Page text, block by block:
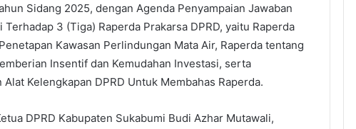
Sidang 2025, dengan Agenda Penyampaian Jawaban
3 (Tiga) Raperda Prakarsa DPRD, yaitu Raperda
Kawasan Perlindungan Mata Air, Raperda tentang
Insentif dan Kemudahan Investasi, serta
Kelengkapan DPRD Untuk Membahas Raperda.
DPRD Kabupaten Sukabumi Budi Azhar Mutawali,